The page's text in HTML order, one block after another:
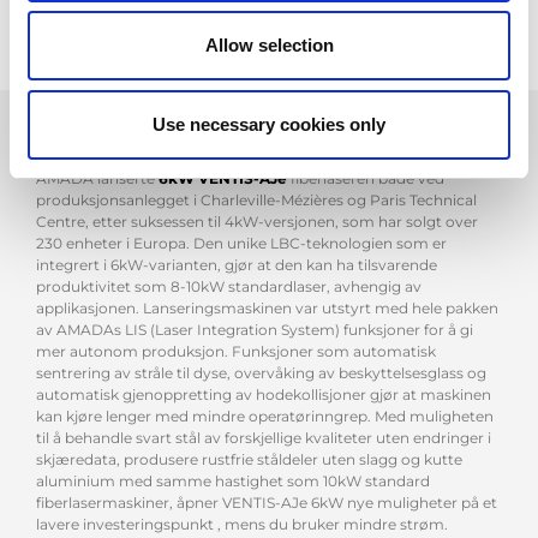
Allow selection
Use necessary cookies only
AMADA lanserte6kW VENTIS-AJefiberlaseren både ved
produksjonsanlegget i Charleville-Mézières og Paris Technical
Centre, etter suksessen til 4kW-versjonen, som har solgt over
230 enheter i Europa. Den unike LBC-teknologien som er
integrert i 6kW-varianten, gjør at den kan ha tilsvarende
produktivitet som 8-10kW standardlaser, avhengig av
applikasjonen. Lanseringsmaskinen var utstyrt med hele pakken
av AMADAs LIS (Laser Integration System) funksjoner for å gi
mer autonom produksjon. Funksjoner som automatisk
sentrering av stråle til dyse, overvåking av beskyttelsesglass og
automatisk gjenoppretting av hodekollisjoner gjør at maskinen
kan kjøre lenger med mindre operatørinngrep. Med muligheten
til å behandle svart stål av forskjellige kvaliteter uten endringer i
skjæredata, produsere rustfrie ståldeler uten slagg og kutte
aluminium med samme hastighet som 10kW standard
fiberlasermaskiner, åpner VENTIS-AJe 6kW nye muligheter på et
lavere investeringspunkt , mens du bruker mindre strøm.